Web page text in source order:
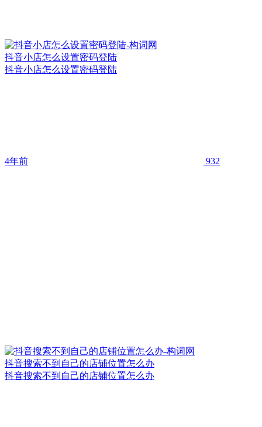
抖音小店怎么设置密码登陆
抖音小店怎么设置密码登陆
4年前 932
抖音搜索不到自己的店铺位置怎么办
抖音搜索不到自己的店铺位置怎么办